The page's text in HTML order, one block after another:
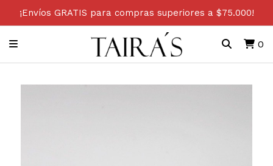
¡Envíos GRATIS para compras superiores a $75.000!
0